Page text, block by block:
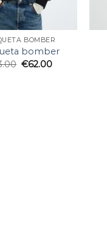
BOMBER
bomber
€62.00